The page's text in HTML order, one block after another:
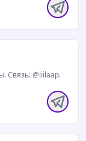
Лареина — авторские стихи и цитаты. Связь: @liilaap.